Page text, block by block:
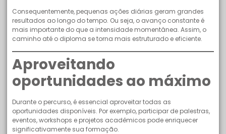
Consequentemente, pequenas ações diárias geram grandes
resultados ao longo do tempo. Ou seja, o avanço constante é
mais importante do que a intensidade momentânea. Assim, o
caminho até o diploma se torna mais estruturado e eficiente.
Aproveitando
oportunidades ao máximo
Durante o percurso, é essencial aproveitar todas as
oportunidades disponíveis. Por exemplo, participar de palestras,
eventos, workshops e projetos acadêmicos pode enriquecer
significativamente sua formação.